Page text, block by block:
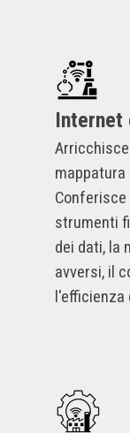
Internet
mappatura
strumenti
dei dati, la
avversi, il